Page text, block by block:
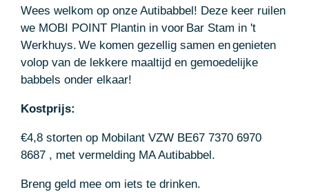
Wees welkom op onze Autibabbel! Deze keer ruilen
we MOBI POINT Plantin in voor Bar Stam in 't
Werkhuys. We komen gezellig samen en genieten
volop van de lekkere maaltijd en gemoedelijke
babbels onder elkaar!
Kostprijs:
€4,8 storten op Mobilant VZW BE67 7370 6970
8687 , met vermelding MA Autibabbel.
Breng geld mee om iets te drinken.